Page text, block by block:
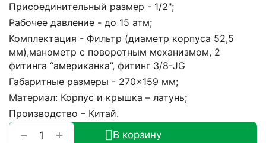
Присоединительный размер - 1/2";
Рабочее давление - до 15 атм;
Комплектация - Фильтр (диаметр корпуса 52,5
мм),манометр с поворотным механизмом, 2
фитинга “американка”, фитинг 3/8-JG
Габаритные размеры - 270×159 мм;
Материал: Корпус и крышка – латунь;
Производство – Китай.
+
−
В корзину